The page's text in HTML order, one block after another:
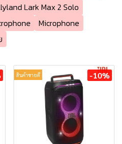
Lark Max 2 Solo
Microphone
สินค้าขายดี -10%